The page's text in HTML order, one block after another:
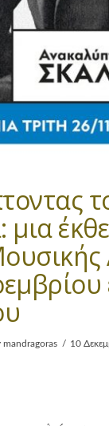
μια
mandragoras 10